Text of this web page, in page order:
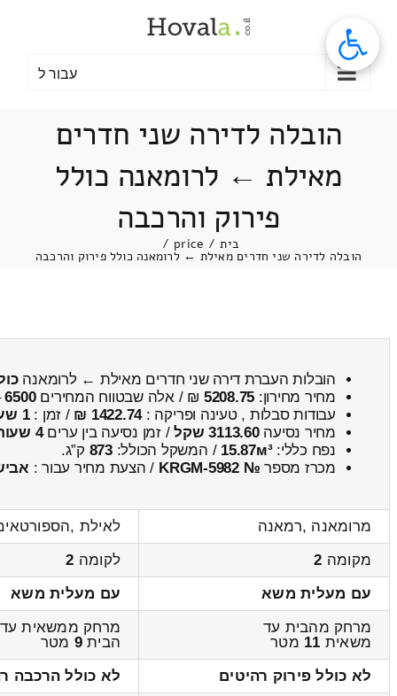
עבור ל
הובלה לדירה שני חדרים
מאילת ← לרומאנה כולל
פירוק והרכבה
בית /
price
/
הובלה לדירה שני חדרים מאילת ← לרומאנה כולל פירוק והרכבה
הובלות העברת דירה שני חדרים מאילת ← לרומאנה
מחיר מחירון: 5208.75 ₪ / אלה שבטווח המחירים6500
עבודות סבלות , טעינה ופריקה :1422.74 ₪ / זמן :1 שעות 11 דקות
מחיר נסיעה3113.60 שקל / זמן נסיעה בין ערים4 שעות , 45 דקות
נפח כללי:15.87м³ / המשקל הכולל:873 ק”ג.
מכרז מספר № KRGM-5982 / הצעת מחיר עבור :
מרומאנה ,רמאנה
לאילת
מקומה 2 לקומה 2
עם מעלית משא
עם מעלית משא
מרחק מהבית עד
משאית 11 מטר
מרחק ממשאית עד
הבית9 מטר
לא כולל פירוק רהיטים
לא כולל הרכבה